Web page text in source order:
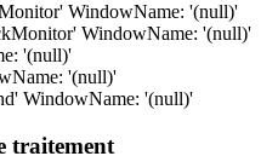
WindowName: '(null)'
WindowName: '(null)'
'(null)'
'(null)'
WindowName: '(null)'
traitement